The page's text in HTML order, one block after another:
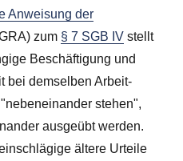
Anweisung der
zum § 7 SGB IV stellt
Beschäftigung und
bei demselben Arbeit-
stehen",
ausgeübt werden.
ältere Urteile